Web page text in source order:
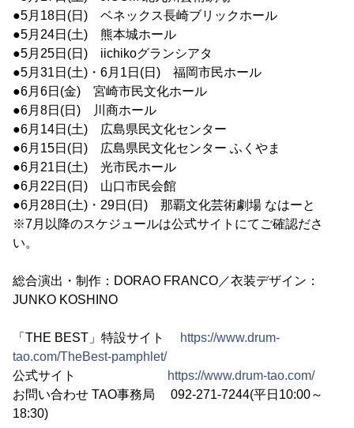
●5月18日(日) ベネックス長崎ブリックホール
●5月24日(土) 熊本城ホール
●5月25日(日) iichikoグランシアタ
●5月31日(土)・6月1日(日) 福岡市民ホール
●6月6日(金) 宮崎市民文化ホール
●6月8日(日) 川商ホール
●6月14日(土) 広島県民文化センター
●6月15日(日) 広島県民文化センター ふくやま
●6月21日(土) 光市民ホール
●6月22日(日) 山口市民会館
●6月28日(土)・29日(日) 那覇文化芸術劇場 なはーと
※7月以降のスケジュールは公式サイトにてご確認ださ
い。
総合演出・制作：DORAO FRANCO／衣装デザイン：
JUNKO KOSHINO
「THE BEST」特設サイト
https://www.drum-
tao.com/TheBest-pamphlet/
公式サイト
https://www.drum-tao.com/
お問い合わせ TAO事務局 092-271-7244(平日10:00～
18:30)